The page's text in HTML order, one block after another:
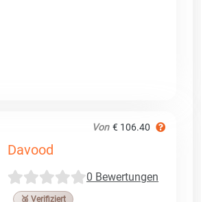
Von € 106.40
Davood
0 Bewertungen
🥉 Verifiziert